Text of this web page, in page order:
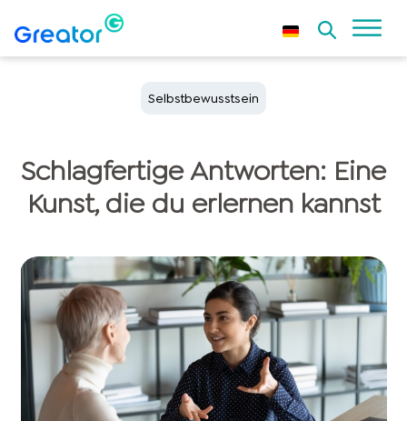
Selbstbewusstsein
Schlagfertige Antworten: Eine
Kunst, die du erlernen kannst